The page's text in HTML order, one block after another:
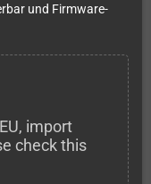
und Firmware-
import
check this